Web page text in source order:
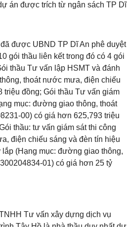
án được trích từ ngân sách TP Dĩ
được UBND TP Dĩ An phê duyệt
gói thầu liên kết trong đó có 4 gói
thầu Tư vấn lập HSMT và đánh
thoát nước mưa, điện chiếu
triệu đồng; Gói thầu Tư vấn giám
mục: đường giao thông, thoát
00) có giá hơn 625,793 triệu
thầu: tư vấn giám sát thi công
điện chiếu sáng và đèn tín hiệu
(Hạng mục: đường giao thông,
01) có giá hơn 25 tỷ
Tư vấn xây dựng dịch vụ